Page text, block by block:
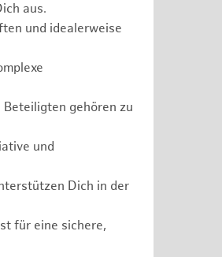
aus.
und idealerweise
gehören zu
und
Dich in der
für eine sichere,